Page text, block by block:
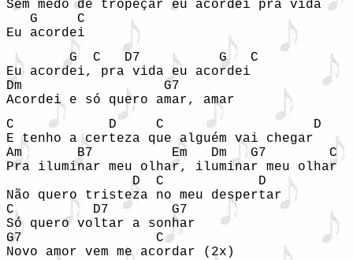
Sem medo de tropeçar eu acordei pra vida
   G     C
Eu acordei
        G  C   D7          G   C
Eu acordei, pra vida eu acordei
Dm                  G7
Acordei e só quero amar, amar
C            D     C                   D
E tenho a certeza que alguém vai chegar
Am       B7          Em   Dm   G7        C
Pra iluminar meu olhar, iluminar meu olhar
                D  C            D
Não quero tristeza no meu despertar
C          D7        G7
Só quero voltar a sonhar
G7                 C
Novo amor vem me acordar (2x)